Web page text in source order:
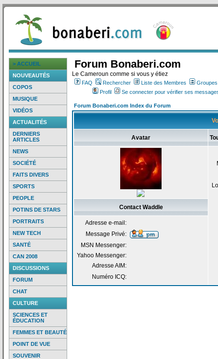
> ACCUEIL
NOUVEAUTÉS
COPOS
MUSIQUE
VIDÉOS
ACTUALITÉS
DERNIERS
ARTICLES
NEWS
SOCIÉTÉ
FAITS DIVERS
SPORTS
PEOPLE
POTINS DE STARS
PORTRAITS
NEW TECH
SANTÉ
CAN 2008
DISCUSSIONS
FORUM
CHAT
CULTURE
SCIENCES ET
ÉDUCATION
FEMMES ET BEAUTÉ
POINT DE VUE
SOUVENIR
Forum Bonaberi.com
Le Cameroun comme si vous y étiez
FAQ Rechercher Liste des Membres
Profil
Se connecter pour vérifier ses
Forum Bonaberi.com Index du Forum
Avatar
Contact Waddle
Adresse e-mail:
Message Privé:
MSN Messenger:
Yahoo Messenger:
Adresse AIM:
Numéro ICQ: